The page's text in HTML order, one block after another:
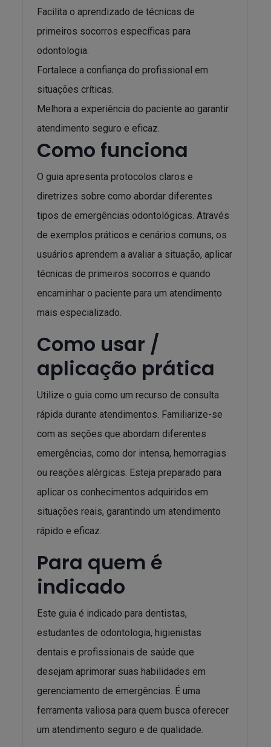
Facilita o aprendizado de técnicas de
primeiros socorros específicas para
odontologia.
Fortalece a confiança do profissional em
situações críticas.
Melhora a experiência do paciente ao garantir
atendimento seguro e eficaz.
Como funciona
O guia apresenta protocolos claros e
diretrizes sobre como abordar diferentes
tipos de emergências odontológicas. Através
de exemplos práticos e cenários comuns, os
usuários aprendem a avaliar a situação, aplicar
técnicas de primeiros socorros e quando
encaminhar o paciente para um atendimento
mais especializado.
Como usar /
aplicação prática
Utilize o guia como um recurso de consulta
rápida durante atendimentos. Familiarize-se
com as seções que abordam diferentes
emergências, como dor intensa, hemorragias
ou reações alérgicas. Esteja preparado para
aplicar os conhecimentos adquiridos em
situações reais, garantindo um atendimento
rápido e eficaz.
Para quem é
indicado
Este guia é indicado para dentistas,
estudantes de odontologia, higienistas
dentais e profissionais de saúde que
desejam aprimorar suas habilidades em
gerenciamento de emergências. É uma
ferramenta valiosa para quem busca oferecer
um atendimento seguro e de qualidade.